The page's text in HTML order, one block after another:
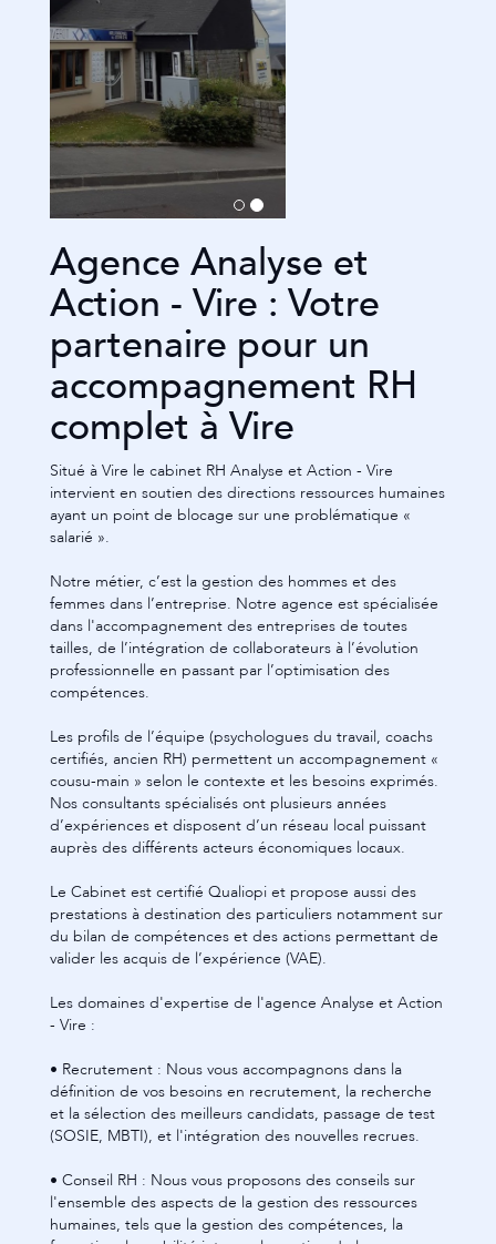
Agence Analyse et
Action - Vire : Votre
partenaire pour un
accompagnement RH
complet à Vire
intervient en soutien des directions ressources humaines
ayant un point de blocage sur une problématique «
salarié ».
Notre métier, c’est la gestion des hommes et des
femmes dans l’entreprise. Notre agence est spécialisée
dans l'accompagnement des entreprises de toutes
tailles, de l’intégration de collaborateurs à l’évolution
professionnelle en passant par l’optimisation des
compétences.
Les profils de l’équipe (psychologues du travail, coachs
certifiés, ancien RH) permettent un accompagnement «
cousu-main » selon le contexte et les besoins exprimés.
Nos consultants spécialisés ont plusieurs années
d’expériences et disposent d’un réseau local puissant
auprès des différents acteurs économiques locaux.
Le Cabinet est certifié Qualiopi et propose aussi des
prestations à destination des particuliers notamment sur
du bilan de compétences et des actions permettant de
valider les acquis de l’expérience (VAE).
Les domaines d'expertise de l'agence Analyse et Action
- Vire :
• Recrutement : Nous vous accompagnons dans la
définition de vos besoins en recrutement, la recherche
et la sélection des meilleurs candidats, passage de test
(SOSIE, MBTI), et l'intégration des nouvelles recrues.
• Conseil RH : Nous vous proposons des conseils sur
l'ensemble des aspects de la gestion des ressources
humaines, tels que la gestion des compétences, la
formation, la mobilité interne, la gestion de la
performance et la rémunération.
• Coaching : Notre mission est d’accompagner le salarié
concerné en vue de développer son potentiel pour un
meilleur exercice de ses responsabilités dans
l’entreprise. Le coaching salarié est un processus
d’accompagnement individuel visant à améliorer la
performance, la motivation et le bien-être des membres
de l’équipe.